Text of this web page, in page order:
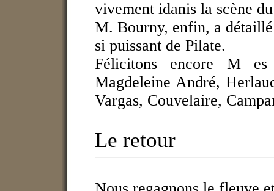
vivement idanis la scène
M. Bourny, enfin, a
si puissant de Pilate.
Félicitons encore M
Magdeleine André,
Vargas, Couvelaire,
Le retour